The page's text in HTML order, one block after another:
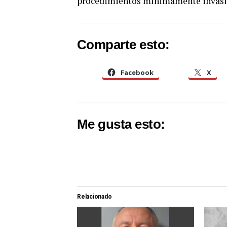
Comparte esto:
Facebook X
Me gusta esto:
Relacionado